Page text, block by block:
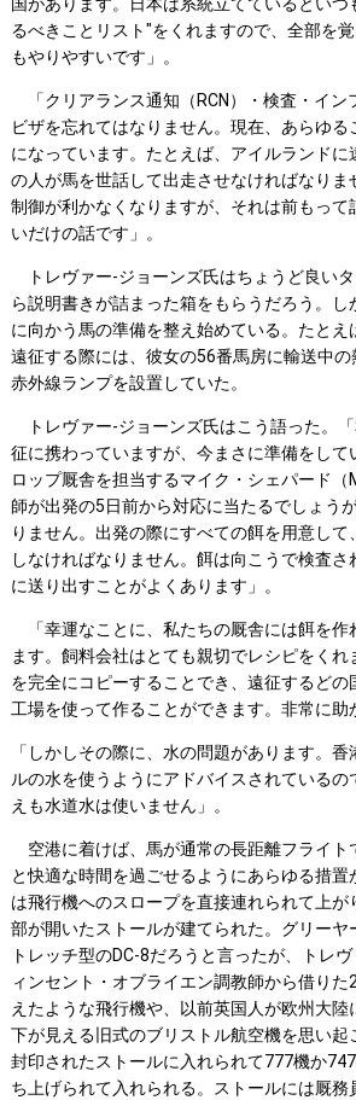
国があります。日本は系統立てているとい
るべきことリスト"をくれますので、全部を
もやりやすいです」。
「クリアランス通知（RCN）・検査・イン
ビザを忘れてはなりません。現在、あらゆ
になっています。たとえば、アイルランドに
の人が馬を世話して出走させなければなりま
制御が利かなくなりますが、それは前もって
いだけの話です」。
トレヴァー-ジョーンズ氏はちょうど良い
ら説明書きが詰まった箱をもらうだろう。し
に向かう馬の準備を整え始めている。たとえ
遠征する際には、彼女の56番馬房に輸送中
赤外線ランプを設置していた。
トレヴァー-ジョーンズ氏はこう語った。
征に携わっていますが、今まさに準備をして
ロップ厩舎を担当するマイク・シェパード
師が出発の5日前から対応に当たるでしょう
りません。出発の際にすべての餌を用意し
しなければなりません。餌は向こうで検査
に送り出すことがよくあります」。
「幸運なことに、私たちの厩舎には餌を作
ます。飼料会社はとても親切でレシピをく
を完全にコピーすることでき、遠征するどの
工場を使って作ることができます。非常に助
「しかしその際に、水の問題があります。
ルの水を使うようにアドバイスされているの
えも水道水は使いません」。
空港に着けば、馬が通常の長距離フライト
と快適な時間を過ごせるようにあらゆる措
は飛行機へのスロープを直接連れられて上が
部が開いたストールが建てられた。グリーヤ
トレッチ型のDC-8だろうと言ったが、トレ
ィンセント・オブライエン調教師から借り
えたような飛行機や、以前英国人が欧州大
下が見える旧式のブリストル航空機を思い起
封印されたストールに入れられて777機か
ち上げられて入れられる。ストールには厩務